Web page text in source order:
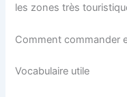
les zones très
Comment commander
Vocabulaire utile